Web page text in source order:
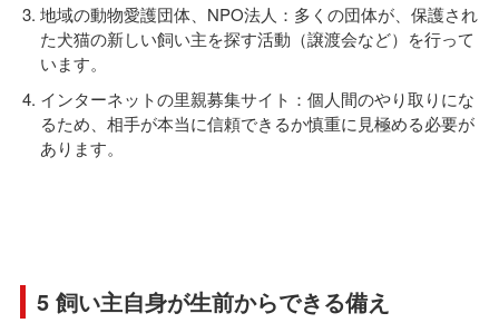
地域の動物愛護団体、NPO法人：多くの団体が、保護され
た犬猫の新しい飼い主を探す活動（譲渡会など）を行って
います。
インターネットの里親募集サイト：個人間のやり取りにな
るため、相手が本当に信頼できるか慎重に見極める必要が
あります。
5 飼い主自身が生前からできる備え